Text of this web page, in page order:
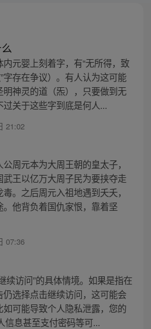
元婴上刻着字，有“无所得，致
字存在争议）。有人认为这可能
神灵的道（炁），只要做到无
关于这些字到底是何人...
21:02
周元本为大周王朝的皇太子，
王以亿万大周子民为要挟夺走
。之后周元入祖地遇到夭夭，
他背负着国仇家恨，靠着坚
07:36
续访问”的具体情境。如果是指在
选择点击继续访问，这可能会
可能导致个人隐私泄露，您的
信息甚至支付密码等可...